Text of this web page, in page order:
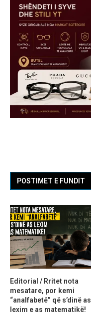
POSTIMET E FUNDIT
Editorial / Rritet nota
mesatare, por kemi
“analfabetë” që s’dinë as
lexim e as matematikë!